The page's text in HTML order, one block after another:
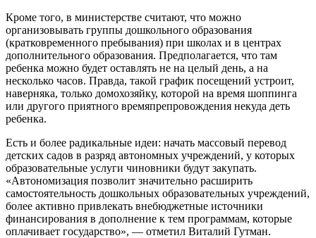
Кроме того, в министерстве считают, что можно
организовывать группы дошкольного образования
(кратковременного пребывания) при школах и в центрах
дополнительного образования. Предполагается, что там
ребенка можно будет оставлять не на целый день, а на
несколько часов. Правда, такой график посещений устроит,
наверняка, только домохозяйку, которой на время шоппинга
или другого приятного времяпрепровождения некуда деть
ребенка.
Есть и более радикальные идеи: начать массовый перевод
детских садов в разряд автономных учреждений, у которых
образовательные услуги чиновники будут закупать.
«Автономизация позволит значительно расширить
самостоятельность дошкольных образовательных учреждений,
более активно привлекать внебюджетные источники
финансирования в дополнение к тем программам, которые
оплачивает государство», — отметил Виталий Гутман.